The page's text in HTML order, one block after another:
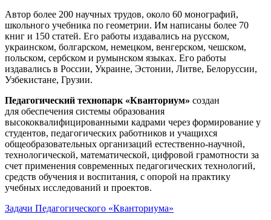
Автор более 200 научных трудов, около 60 монографий,
школьного учебника по геометрии. Им написаны более 70
книг и 150 статей. Его работы издавались на русском,
украинском, болгарском, немецком, венгерском, чешском,
польском, сербском и румынском языках. Его работы
издавались в России, Украине, Эстонии, Литве, Белоруссии,
Узбекистане, Грузии.
Педагогический технопарк «Кванториум» создан
для обеспечения системы образования
высококвалифицированными кадрами через формирование у
студентов, педагогических работников и учащихся
общеобразовательных организаций естественно-научной,
технологической, математической, цифровой грамотности за
счет применения современных педагогических технологий,
средств обучения и воспитания, с опорой на практику
учебных исследований и проектов.
Задачи Педагогического «Кванториума»